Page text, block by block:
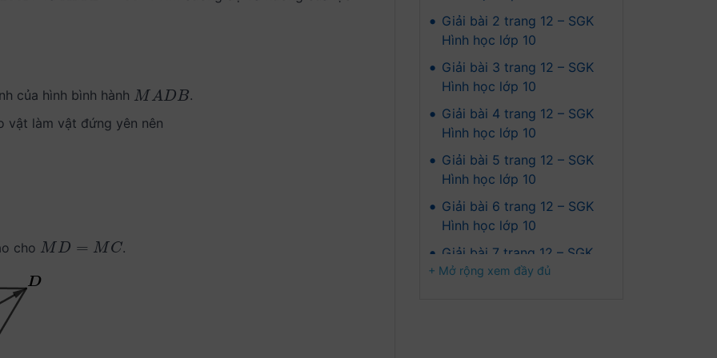
của hình bình hành M ADB
MADB
.
vật làm vật đứng yên nên
cho M D = M C
MD=MC .
• Giải bài 2 trang 12 – SGK
Hình học lớp 10
• Giải bài 3 trang 12 – SGK
Hình học lớp 10
• Giải bài 4 trang 12 – SGK
Hình học lớp 10
• Giải bài 5 trang 12 – SGK
Hình học lớp 10
• Giải bài 6 trang 12 – SGK
Hình học lớp 10
• Giải bài 7 trang 12 – SGK
Hình học lớp 10
+ Mở rộng xem đầy đủ